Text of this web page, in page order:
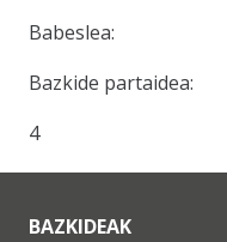
Babeslea:
Bazkide partaidea:
4
BAZKIDEAK